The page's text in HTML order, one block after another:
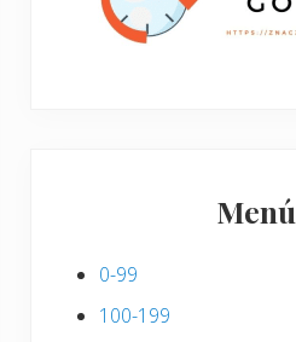
Menú
0-99
100-199